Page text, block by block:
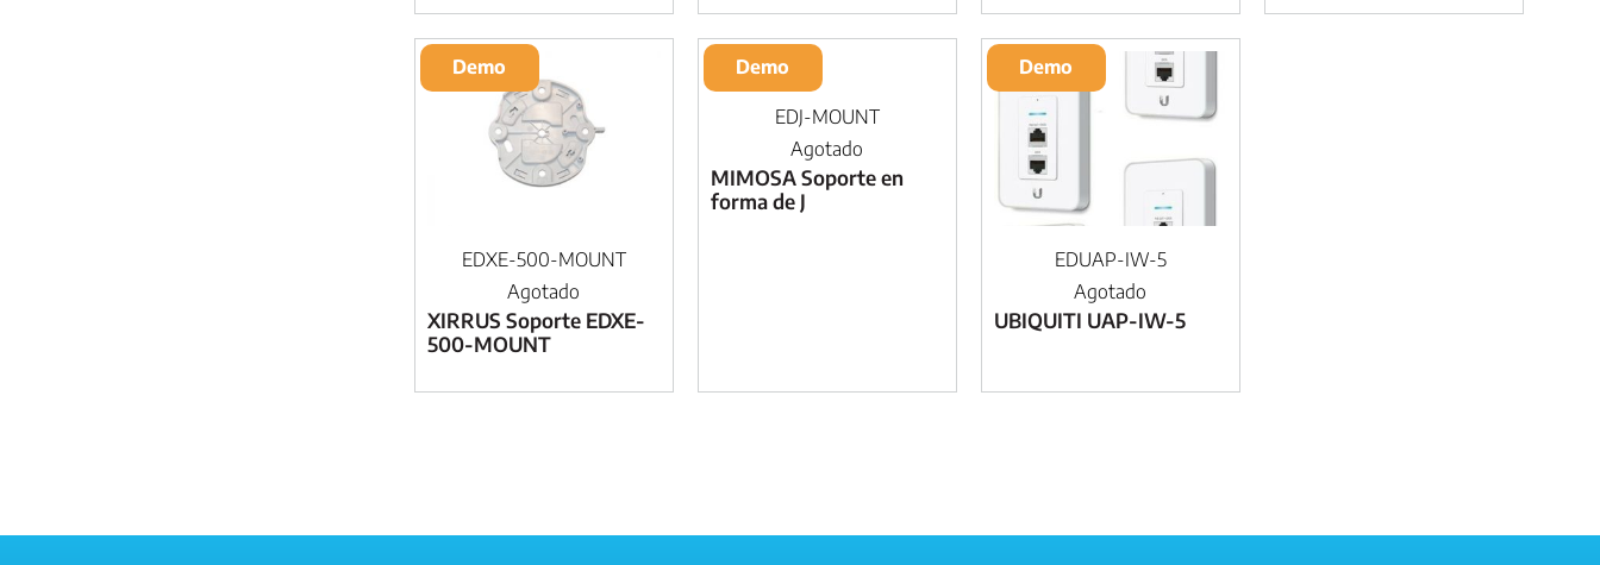
EDXE-500-MOUNT
Agotado
XIRRUS Soporte EDXE-
500-MOUNT
Demo
EDJ-MOUNT
Agotado
MIMOSA Soporte en
forma de J
Demo
EDUAP-IW-5
Agotado
UBIQUITI UAP-IW-5
Demo